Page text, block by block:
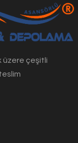
üzere çeşitli